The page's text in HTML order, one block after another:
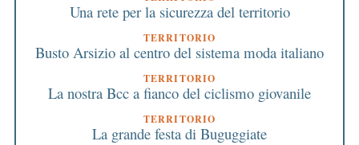
Una rete per la sicurezza del territorio
TERRITORIO
Busto Arsizio al centro del sistema moda italiano
TERRITORIO
La nostra Bcc a fianco del ciclismo giovanile
TERRITORIO
La grande festa di Buguggiate